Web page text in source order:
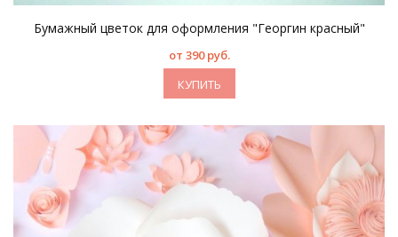
Бумажный цветок для оформления "Георгин красный"
от 390 руб.
КУПИТЬ